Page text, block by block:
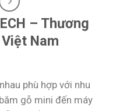
– Thương
Nam
phù hợp với nhu
gỗ mini đến máy